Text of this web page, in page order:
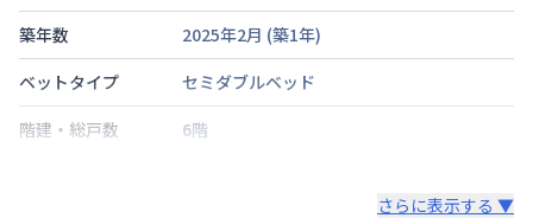
築年数
2025年2月 (築1年)
ベットタイプ
セミダブルベッド
階建・総戸数
6階
さらに表示する ▼